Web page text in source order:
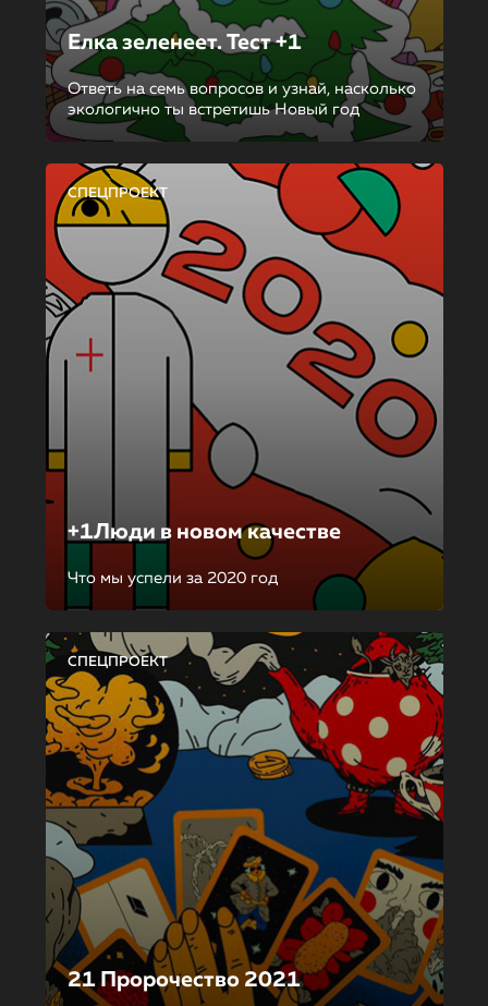
Елка зеленеет. Тест +1
Ответь на семь вопросов и узнай, насколько
экологично ты встретишь Новый год
СПЕЦПРОЕКТ
+1Люди в новом качестве
Что мы успели за 2020 год
СПЕЦПРОЕКТ
21 Пророчество 2021